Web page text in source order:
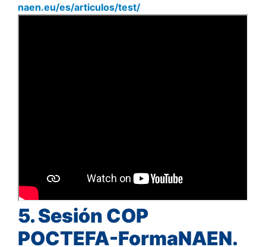
naen.eu/es/articulos/test/
5. Sesión COP
POCTEFA-FormaNAEN.